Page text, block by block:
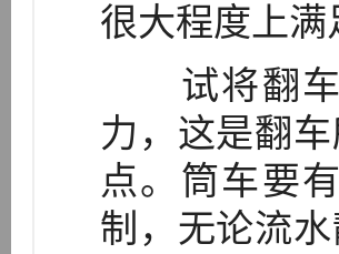
很大程度上
试将翻车
力，这是翻
点。筒车要
制，无论流